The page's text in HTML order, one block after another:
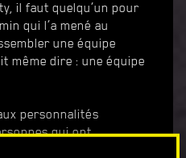
il faut quelqu’un pour
qui l’a mené au
une équipe
même dire : une équipe
personnalités
qui ont